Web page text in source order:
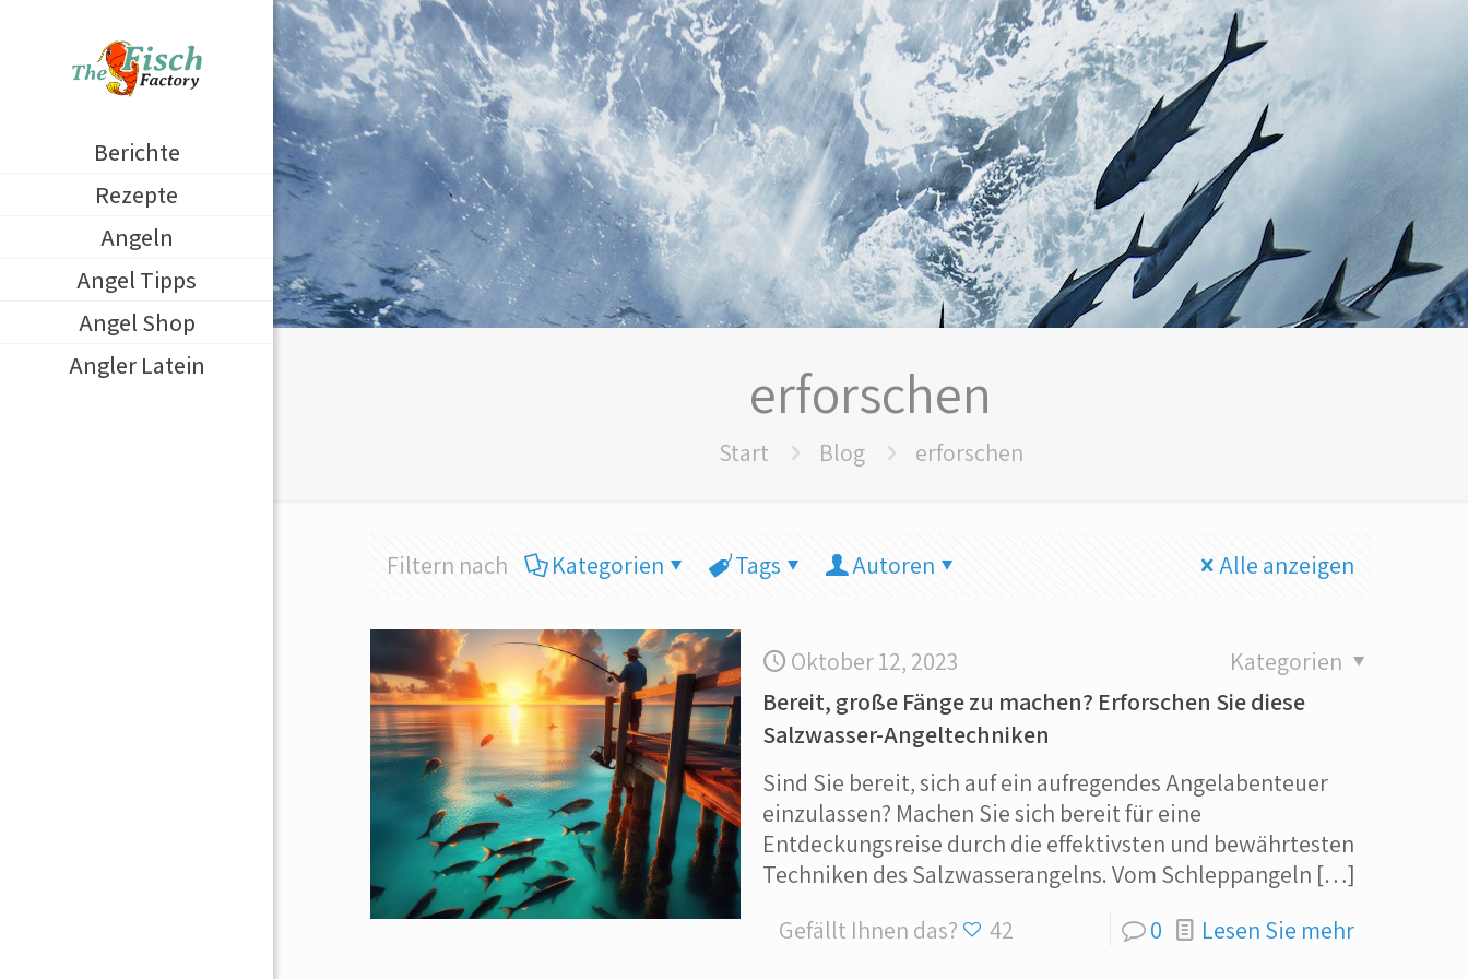
Berichte
Rezepte
Angeln
Angel Tipps
Angel Shop
Angler Latein
erforschen
Start Blog erforschen
Filtern nach Kategorien Tags Autoren Alle anzeigen
Oktober 12, 2023
Kategorien
Bereit, große Fänge zu machen? Erforschen Sie diese
Salzwasser-Angeltechniken
Sind Sie bereit, sich auf ein aufregendes Angelabenteuer
einzulassen? Machen Sie sich bereit für eine
Entdeckungsreise durch die effektivsten und bewährtesten
Techniken des Salzwasserangelns. Vom Schleppangeln […]
Gefällt Ihnen das?
42 0 Lesen Sie mehr